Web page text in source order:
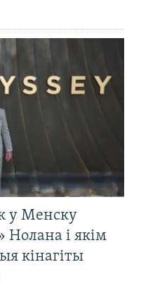
у Менску
і якім
кінагіты